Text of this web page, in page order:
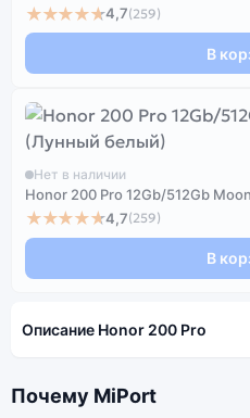
★★★★★4,7(259)
В
Нет в наличии
Honor 200 Pro 12Gb/512Gb
★★★★★4,7(259)
В
Описание Honor 200 Pro
Почему MiPort